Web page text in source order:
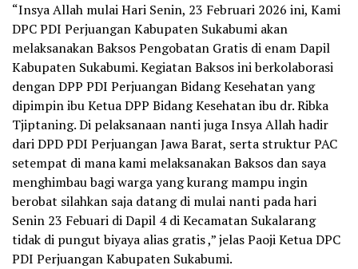
“Insya Allah mulai Hari Senin, 23 Februari 2026 ini, Kami
DPC PDI Perjuangan Kabupaten Sukabumi akan
melaksanakan Baksos Pengobatan Gratis di enam Dapil
Kabupaten Sukabumi. Kegiatan Baksos ini berkolaborasi
dengan DPP PDI Perjuangan Bidang Kesehatan yang
dipimpin ibu Ketua DPP Bidang Kesehatan ibu dr. Ribka
Tjiptaning. Di pelaksanaan nanti juga Insya Allah hadir
dari DPD PDI Perjuangan Jawa Barat, serta struktur PAC
setempat di mana kami melaksanakan Baksos dan saya
menghimbau bagi warga yang kurang mampu ingin
berobat silahkan saja datang di mulai nanti pada hari
Senin 23 Febuari di Dapil 4 di Kecamatan Sukalarang
tidak di pungut biyaya alias gratis ,” jelas Paoji Ketua DPC
PDI Perjuangan Kabupaten Sukabumi.